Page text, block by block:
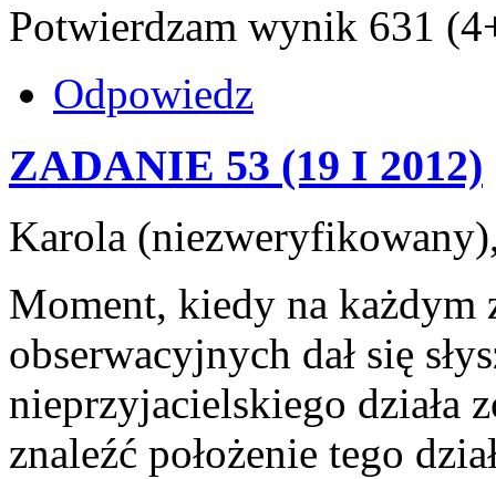
Potwierdzam wynik 631
Odpowiedz
ZADANIE 53 (19 I 2012)
Karola
Moment, kiedy na każdym
obserwacyjnych dał się
nieprzyjacielskiego działa
znaleźć położenie tego